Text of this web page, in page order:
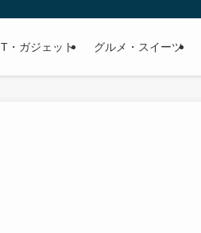
・ガジェット グルメ・スイーツ